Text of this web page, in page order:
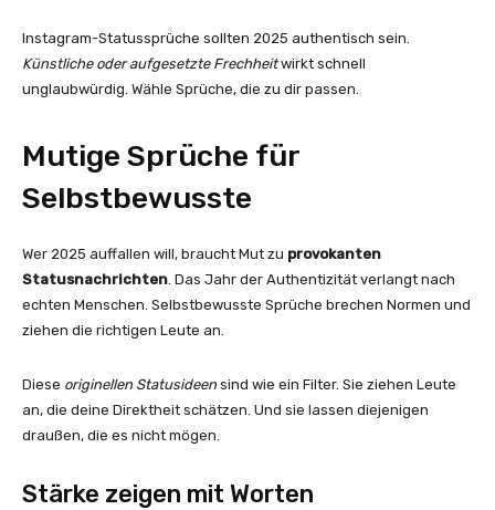
Instagram-Statussprüche sollten 2025 authentisch sein.
Künstliche oder aufgesetzte Frechheitwirkt schnell
unglaubwürdig. Wähle Sprüche, die zu dir passen.
Mutige Sprüche für
Selbstbewusste
Wer 2025 auffallen will, braucht Mut zu provokanten
Statusnachrichten . Das Jahr der Authentizität verlangt nach
echten Menschen. Selbstbewusste Sprüche brechen Normen und
ziehen die richtigen Leute an.
Diese originellen Statusideen sind wie ein Filter. Sie ziehen Leute
an, die deine Direktheit schätzen. Und sie lassen diejenigen
draußen, die es nicht mögen.
Stärke zeigen mit Worten